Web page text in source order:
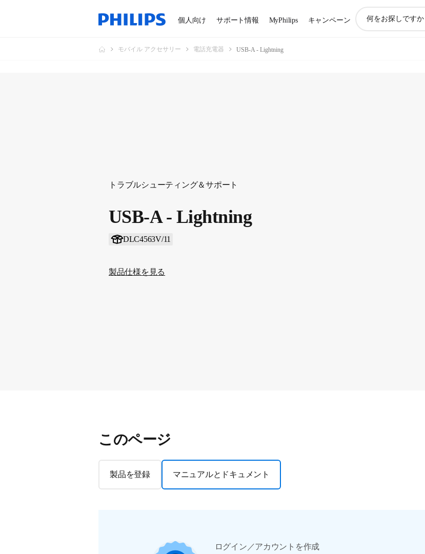
個人向け サポート情報 MyPhilips キャンペーン
モバイル アクセサリー 電話充電器 USB-A - Lightning
トラブルシューティング＆サポート
USB-A - Lightning
DLC4563V/11
製品仕様を見る
このページ
製品を登録 マニュアルとドキュメント
ログイン／アカウントを作成